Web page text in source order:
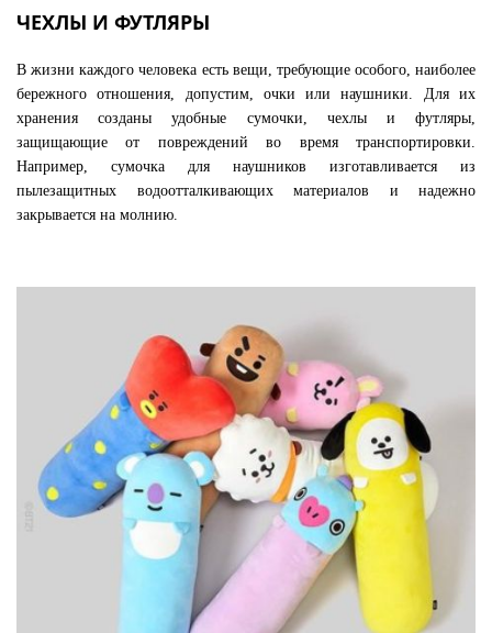
ЧЕХЛЫ И ФУТЛЯРЫ
В жизни каждого человека есть вещи, требующие особого, наиболее
бережного отношения, допустим, очки или наушники. Для их
хранения созданы удобные сумочки, чехлы и футляры,
защищающие от повреждений во время транспортировки.
Например, сумочка для наушников изготавливается из
пылезащитных водоотталкивающих материалов и надежно
закрывается на молнию.